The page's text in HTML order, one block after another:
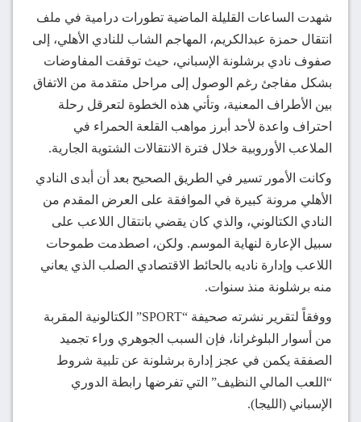
شهدت الساعات القليلة الماضية تطورات درامية في ملف
انتقال حمزة عبدالكريم، المهاجم الشاب للنادي الأهلي، إلى
صفوف نادي برشلونة الإسباني، حيث توقفت المفاوضات
بشكل مفاجئ رغم الوصول إلى مراحل متقدمة من الاتفاق
بين الأطراف المعنية، وتأتي هذه الخطوة لتعرقل رحلة
احتراف واعدة لأحد أبرز مواهب القلعة الحمراء في
الملاعب الأوروبية خلال فترة الانتقالات الشتوية الجارية.
وكانت الأمور تسير في الطريق الصحيح بعد أن أبدى النادي
الأهلي مرونة كبيرة في الموافقة على العرض المقدم من
النادي الكتالوني، والذي كان يقضي بانتقال اللاعب على
سبيل الإعارة لنهاية الموسم. ولكن، اصطدمت طموحات
اللاعب وإدارة ناديه بالحائط الاقتصادي الصلب الذي يعاني
منه برشلونة منذ سنوات.
ووفقاً لتقرير نشرته صحيفة “SPORT” الكتالونية المقربة
من أسوار البلوغرانا، فإن السبب الجوهري وراء تجميد
الصفقة يكمن في عجز إدارة برشلونة عن تلبية شروط
“اللعب المالي النظيف” التي تفرضها رابطة الدوري
الإسباني (الليجا).